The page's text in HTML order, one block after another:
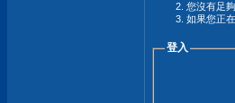
您沒有足
如果您正
登入